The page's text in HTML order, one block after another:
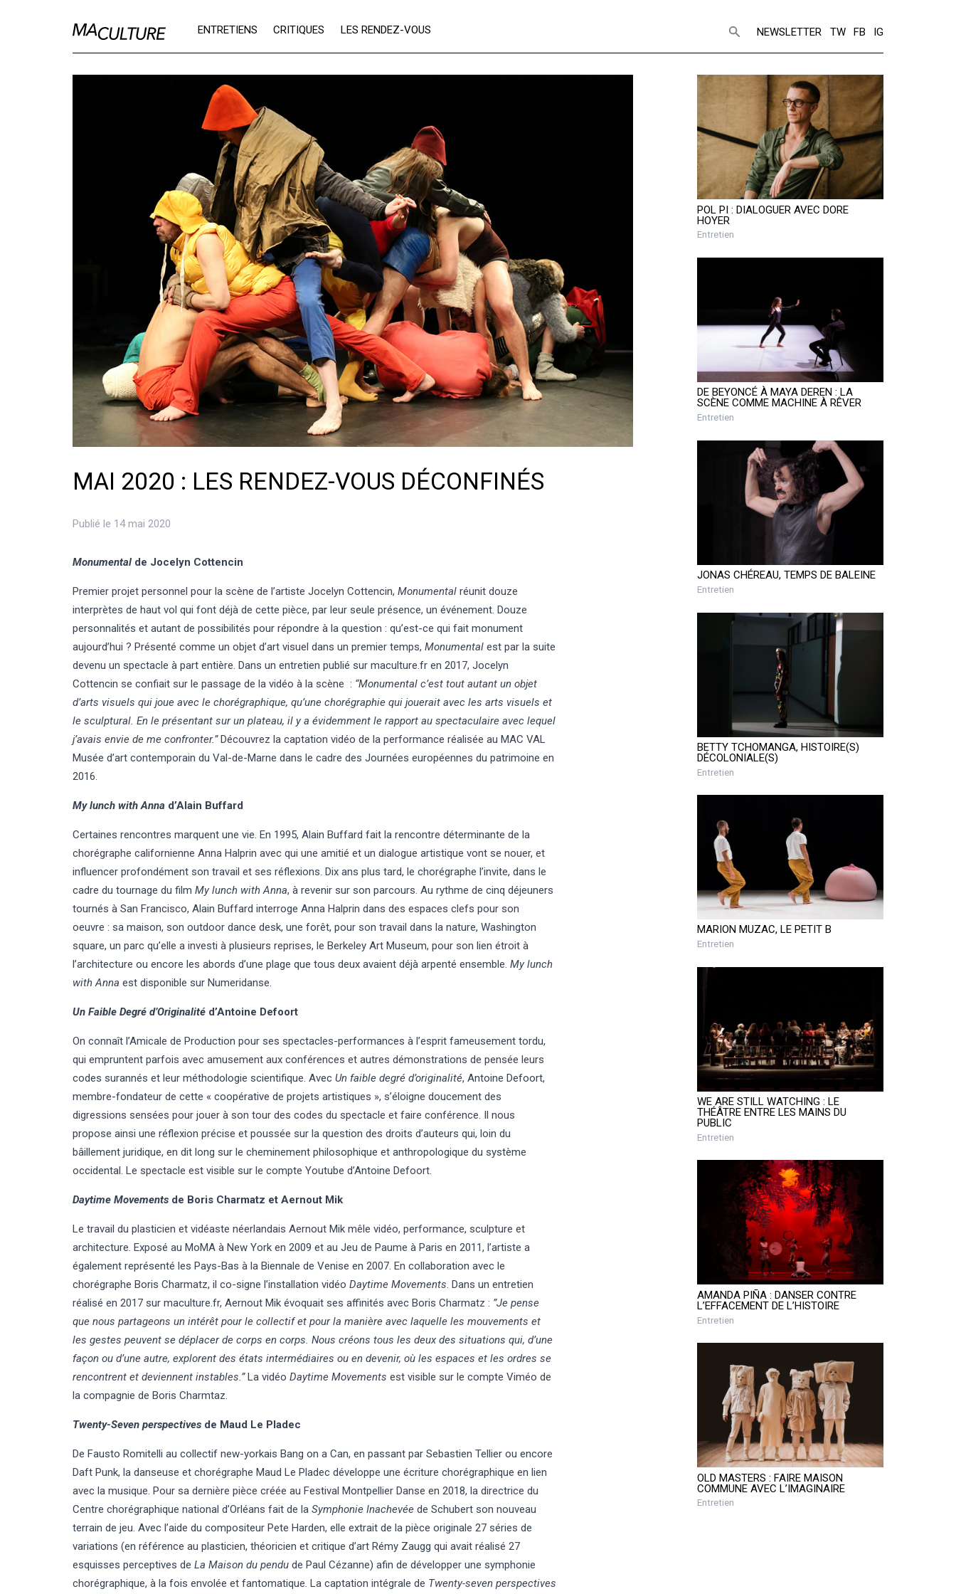
Ma Culture ENTRETIENS CRITIQUES LES RENDEZ-VOUS NEWSLETTER TW FB IG
MAI 2020 : LES RENDEZ-VOUS DÉCONFINÉS
Publié le 14 mai 2020
Monumental de Jocelyn Cottencin
Premier projet personnel pour la scène de l’artiste Jocelyn Cottencin, Monumental réunit douze
interprètes de haut vol qui font déjà de cette pièce, par leur seule présence, un événement. Douze
personnalités et autant de possibilités pour répondre à la question : qu’est-ce qui fait monument
aujourd’hui ? Présenté comme un objet d’art visuel dans un premier temps, Monumental est par la suite
devenu un spectacle à part entière. Dans un entretien publié sur maculture.fr en 2017, Jocelyn
Cottencin se confiait sur le passage de la vidéo à la scène : “Monumental c’est tout autant un objet
d’arts visuels qui joue avec le chorégraphique, qu’une chorégraphie qui jouerait avec les arts visuels et
le sculptural. En le présentant sur un plateau, il y a évidemment le rapport au spectaculaire avec lequel
j’avais envie de me confronter.” Découvrez la captation vidéo de la performance réalisée au MAC VAL
Musée d’art contemporain du Val-de-Marne dans le cadre des Journées européennes du patrimoine en
2016.
My lunch with Anna d’Alain Buffard
Certaines rencontres marquent une vie. En 1995, Alain Buffard fait la rencontre déterminante de la
chorégraphe californienne Anna Halprin avec qui une amitié et un dialogue artistique vont se nouer, et
influencer profondément son travail et ses réflexions. Dix ans plus tard, le chorégraphe l’invite, dans le
cadre du tournage du film My lunch with Anna, à revenir sur son parcours. Au rythme de cinq déjeuners
tournés à San Francisco, Alain Buffard interroge Anna Halprin dans des espaces clefs pour son
oeuvre : sa maison, son outdoor dance desk, une forêt, pour son travail dans la nature, Washington
square, un parc qu’elle a investi à plusieurs reprises, le Berkeley Art Museum, pour son lien étroit à
l’architecture ou encore les abords d’une plage que tous deux avaient déjà arpenté ensemble. My lunch
with Anna est disponible sur Numeridanse.
Un Faible Degré d’Originalité d’Antoine Defoort
On connaît l’Amicale de Production pour ses spectacles-performances à l’esprit fameusement tordu,
qui empruntent parfois avec amusement aux conférences et autres démonstrations de pensée leurs
codes surannés et leur méthodologie scientifique. Avec Un faible degré d’originalité, Antoine Defoort,
membre-fondateur de cette « coopérative de projets artistiques », s’éloigne doucement des
digressions sensées pour jouer à son tour des codes du spectacle et faire conférence. Il nous
propose ainsi une réflexion précise et poussée sur la question des droits d’auteurs qui, loin du
bâillement juridique, en dit long sur le cheminement philosophique et anthropologique du système
occidental. Le spectacle est visible sur le compte Youtube d’Antoine Defoort.
Daytime Movements de Boris Charmatz et Aernout Mik
Le travail du plasticien et vidéaste néerlandais Aernout Mik mêle vidéo, performance, sculpture et
architecture. Exposé au MoMA à New York en 2009 et au Jeu de Paume à Paris en 2011, l’artiste a
également représenté les Pays-Bas à la Biennale de Venise en 2007. En collaboration avec le
chorégraphe Boris Charmatz, il co-signe l’installation vidéo Daytime Movements. Dans un entretien
réalisé en 2017 sur maculture.fr, Aernout Mik évoquait ses affinités avec Boris Charmatz : ”Je pense
que nous partageons un intérêt pour le collectif et pour la manière avec laquelle les mouvements et
les gestes peuvent se déplacer de corps en corps. Nous créons tous les deux des situations qui, d’une
façon ou d’une autre, explorent des états intermédiaires ou en devenir, où les espaces et les ordres se
rencontrent et deviennent instables.”La vidéo Daytime Movements est visible sur le compte Viméo de
la compagnie de Boris Charmtaz.
Twenty-Seven perspectives de Maud Le Pladec
De Fausto Romitelli au collectif new-yorkais Bang on a Can, en passant par Sebastien Tellier ou encore
Daft Punk, la danseuse et chorégraphe Maud Le Pladec développe une écriture chorégraphique en lien
avec la musique. Pour sa dernière pièce créée au Festival Montpellier Danse en 2018, la directrice du
Centre chorégraphique national d’Orléans fait de la Symphonie Inachevée de Schubert son nouveau
terrain de jeu. Avec l’aide du compositeur Pete Harden, elle extrait de la pièce originale 27 séries de
variations (en référence au plasticien, théoricien et critique d’art Rémy Zaugg qui avait réalisé 27
esquisses perceptives de La Maison du pendu de Paul Cézanne) afin de développer une symphonie
chorégraphique, à la fois envolée et fantomatique. La captation intégrale de Twenty-seven perspectives
POL PI : DIALOGUER AVEC DORE
HOYER
Entretien
DE BEYONCÉ À MAYA DEREN : LA
SCÈNE COMME MACHINE À RÊVER
Entretien
JONAS CHÉREAU, TEMPS DE BALEINE
Entretien
BETTY TCHOMANGA, HISTOIRE(S)
DÉCOLONIALE(S)
Entretien
MARION MUZAC, LE PETIT B
Entretien
WE ARE STILL WATCHING : LE
THÉÂTRE ENTRE LES MAINS DU
PUBLIC
Entretien
AMANDA PIÑA : DANSER CONTRE
L’EFFACEMENT DE L’HISTOIRE
Entretien
OLD MASTERS : FAIRE MAISON
COMMUNE AVEC L’IMAGINAIRE
Entretien